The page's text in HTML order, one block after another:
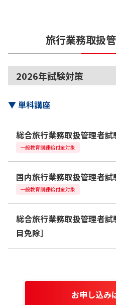
旅行業務取扱
2026年試験対策
▼単科講座
総合旅行業務取扱管理者試
一般教育訓練給付金対象
国内旅行業務取扱管理者試
一般教育訓練給付金対象
総合旅行業務取扱管理者試
目免除］
お申し込み